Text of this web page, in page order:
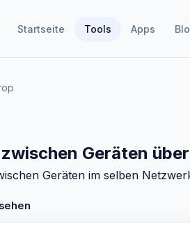
Startseite Tools Apps
Geräten
Geräten im selben